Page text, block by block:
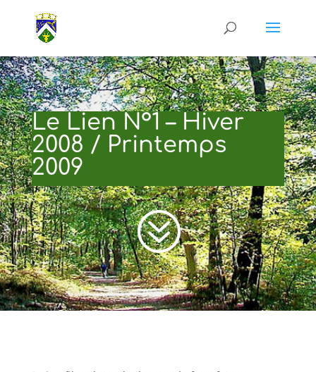
Le Lien N°1 – Hiver
2008 / Printemps
2009
?